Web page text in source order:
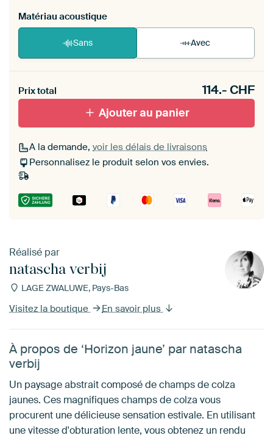
Matériau acoustique
Sans Avec
materiaal toe aan je ArtFrame set.
Prix total 114.-CHF
Ajouter au panier
A la demande, voir les délais de livraisons
Personnalisez le produit selon vos envies.
Réalisé par
natascha verbij
LAGE ZWALUWE, Pays-Bas
Visitez la boutique En savoir plus
À propos de ‘Horizon jaune’ par natascha
verbij
Un paysage abstrait composé de champs de colza
jaunes. Ces magnifiques champs de colza vous
procurent une délicieuse sensation estivale. En utilisant
une vitesse d'obturation lente, vous obtenez un rendu